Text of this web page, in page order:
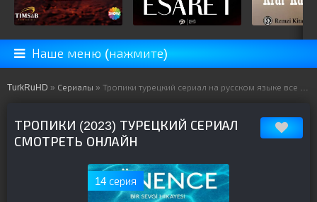
Наше меню (нажмите)
TurkRuHD » Сериалы » Тропики турецкий сериал на русском языке все серии смотреть онлайн бесплатно подряд
ТРОПИКИ (2023) ТУРЕЦКИЙ СЕРИАЛ
СМОТРЕТЬ ОНЛАЙН
14 серия